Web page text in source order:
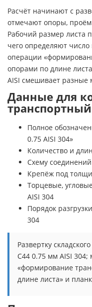
Расчёт начинают с
отмечают опоры,
Рабочий размер листа
чего определяют
операции
опорами по длине
AISI смешивает разные
Данные для
Полное
0.75 AISI 304»
Количество и
Схему
Крепёж под
Торцевые,
AISI 304
Порядок
304
Развертку
С44 0.75 мм AISI 304;
«формирование
длине листа» и